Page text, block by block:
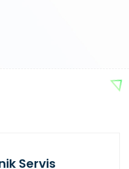
Servis